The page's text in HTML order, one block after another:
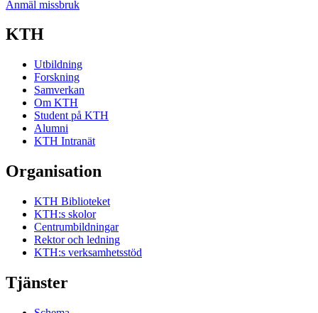
Anmäl missbruk
KTH
Utbildning
Forskning
Samverkan
Om KTH
Student på KTH
Alumni
KTH Intranät
Organisation
KTH Biblioteket
KTH:s skolor
Centrumbildningar
Rektor och ledning
KTH:s verksamhetsstöd
Tjänster